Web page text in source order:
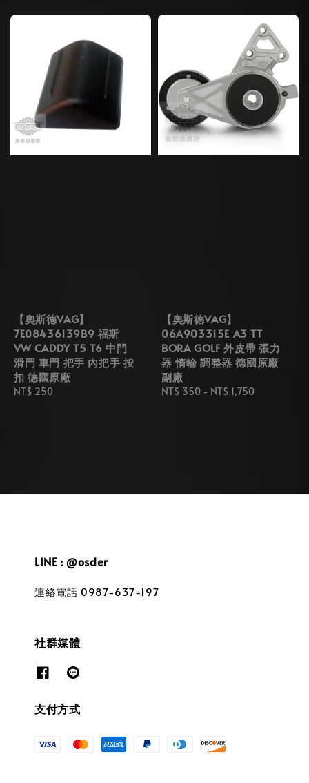
【奧斯德VAG】
7E08436139B9 福斯
VW CADDY T5 T6 中門
滑門 車門 把手 內把手 按
扣 德國原廠
Regular
NT$ 250
【奧斯德VAG】
06A903315E A3 TT
BORA GOLF 外皮帶 張力
器 惰輪 調整器 德國原廠
副廠
Regular
NT$ 350 - NT$ 1,750
LINE : @osder
連絡電話 0987-637-197
社群媒體
支付方式